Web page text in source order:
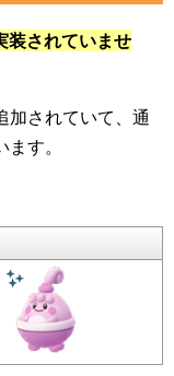
装されていませ
加されていて、通
す。